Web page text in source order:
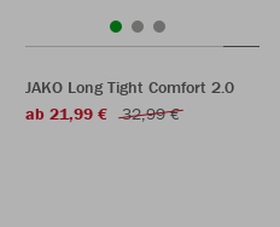
JAKO Long Tight Comfort 2.0
ab 21,99 €
32,99 €